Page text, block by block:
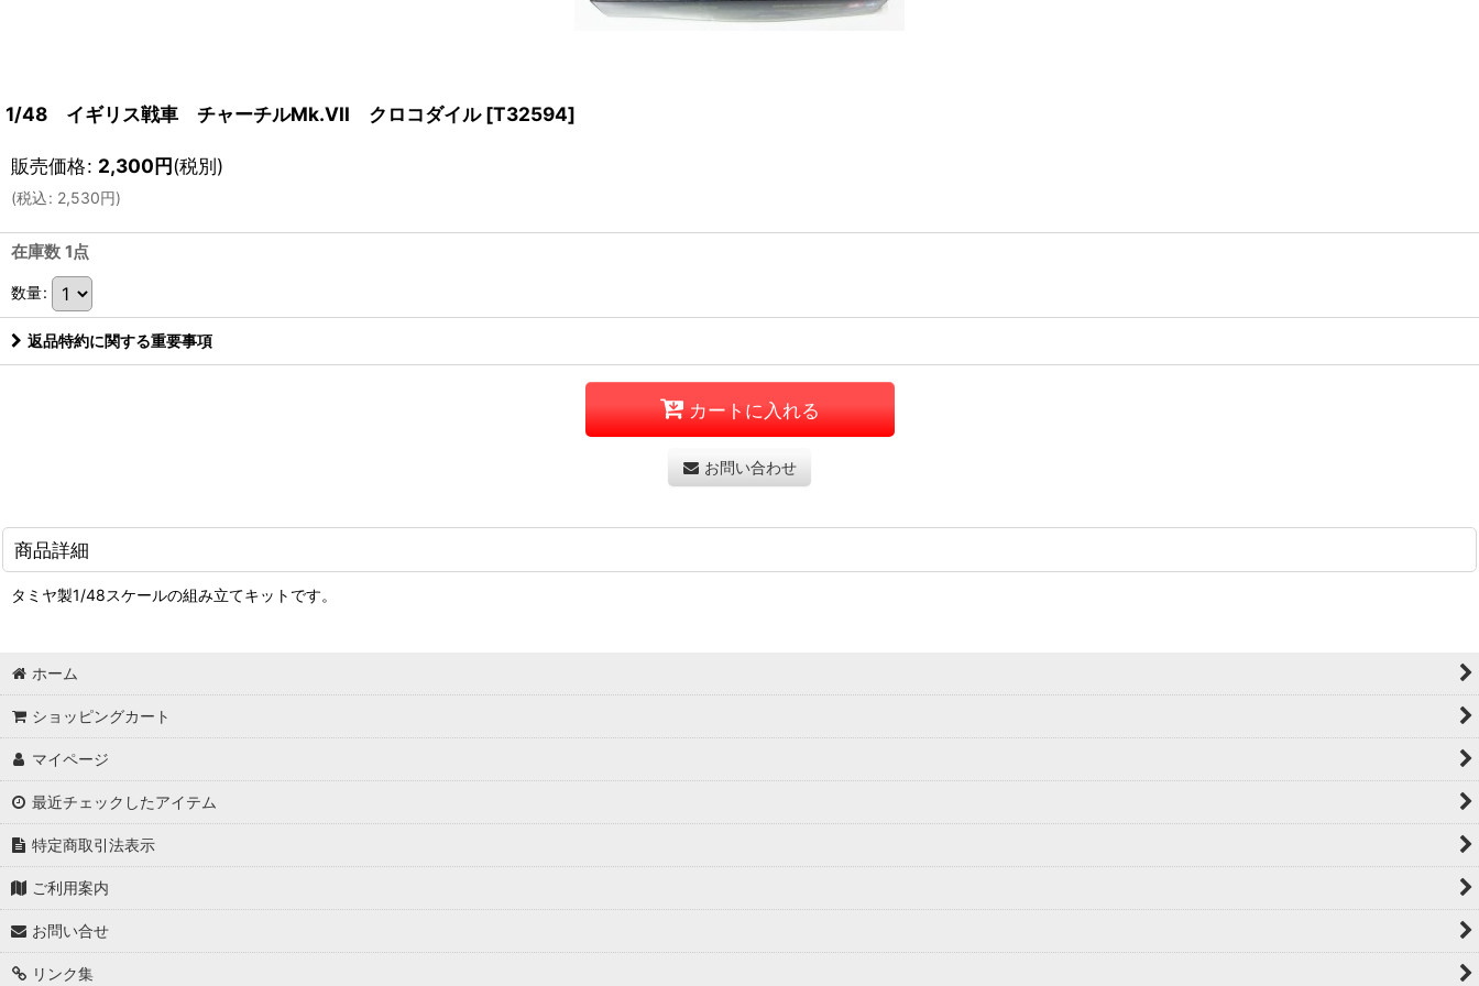
1/48 イギリス戦車 チャーチルMk.VII クロコダイル [T32594]
販売価格: 2,300円(税別)
(税込: 2,530円)
在庫数 1点
数量:
返品特約に関する重要事項
カートに入れる
お問い合わせ
商品詳細
タミヤ製1/48スケールの組み立てキットです。
ホーム
ショッピングカート
マイページ
最近チェックしたアイテム
特定商取引法表示
ご利用案内
お問い合せ
リンク集